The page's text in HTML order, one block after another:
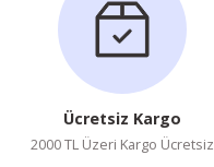
Ücretsiz Kargo
2000 TL Üzeri Kargo Ücretsiz